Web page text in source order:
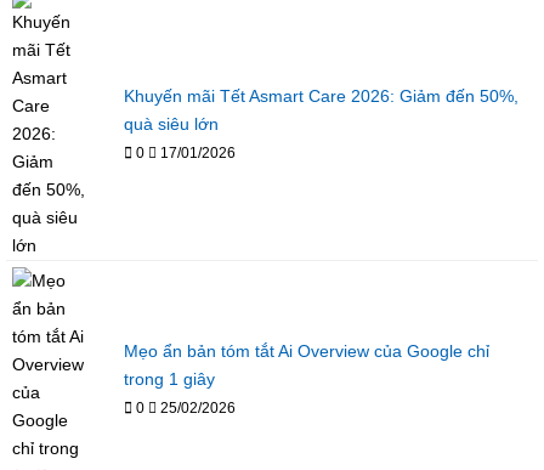
Khuyến mãi Tết Asmart Care 2026: Giảm đến 50%,
quà siêu lớn
0 17/01/2026
Mẹo ẩn bản tóm tắt Ai Overview của Google chỉ
trong 1 giây
0 25/02/2026